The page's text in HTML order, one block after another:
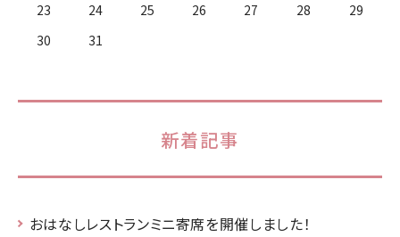
23
24 25 26 27 28
29
30
31
新着記事
おはなしレストランミニ寄席を開催しました！